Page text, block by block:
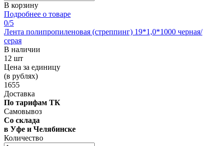
В корзину
Подробнее о товаре
0/5
Лента полипропиленовая (стреппинг) 19*1,0*1000 черная/
серая
В наличии
12 шт
Цена за единицу
(в рублях)
1655
Доставка
По тарифам ТК
Самовывоз
Со склада
в Уфе и Челябинске
Количество